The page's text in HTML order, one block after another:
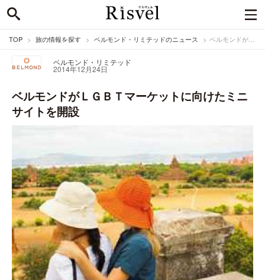
TOP 旅の情報を探す ベルモンド・リミテッドのニュース ベルモンドがＬＧＢＴマーケットに向けたミニサイトを開設
ベルモンド・リミテッド
2014年12月24日
ベルモンドがＬＧＢＴマーケットに向けたミニ
サイトを開設